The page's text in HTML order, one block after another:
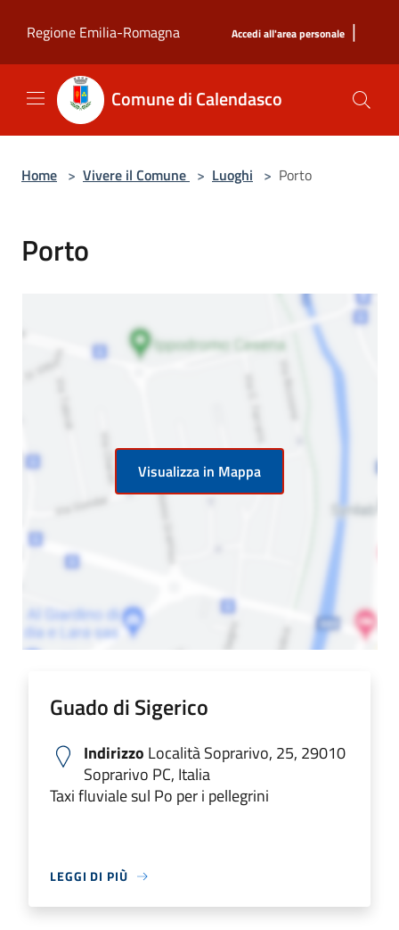
Regione Emilia-Romagna
Accedi all'area personale |
Comune di Calendasco
Home > Vivere il Comune > Luoghi > Porto
Porto
Visualizza in Mappa
Guado di Sigerico
Indirizzo Località Soprarivo, 25, 29010
Soprarivo PC, Italia
Taxi fluviale sul Po per i pellegrini
LEGGI DI PIÙ